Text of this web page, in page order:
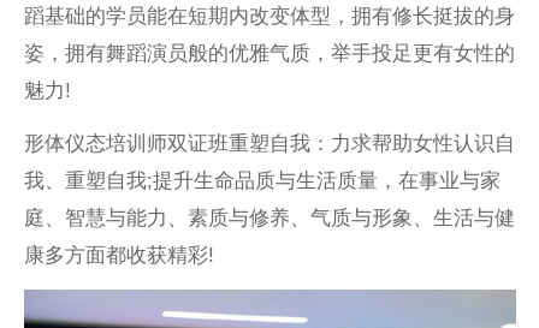
蹈基础的学员能在短期内改变体型，拥有修长挺拔的身
姿，拥有舞蹈演员般的优雅气质，举手投足更有女性的
魅力!
形体仪态培训师双证班重塑自我：力求帮助女性认识自
我、重塑自我;提升生命品质与生活质量，在事业与家
庭、智慧与能力、素质与修养、气质与形象、生活与健
康多方面都收获精彩!